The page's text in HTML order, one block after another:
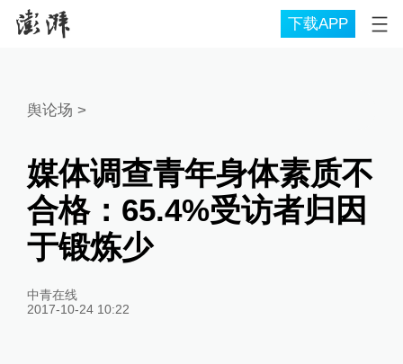
下载APP
舆论场 >
媒体调查青年身体素质不
合格：65.4%受访者归因
于锻炼少
中青在线
2017-10-24 10:22